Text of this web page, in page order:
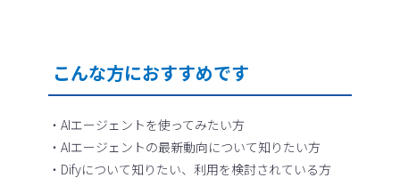
こんな方におすすめです
・AIエージェントを使ってみたい方
・AIエージェントの最新動向について知りたい方
・Difyについて知りたい、利用を検討されている方